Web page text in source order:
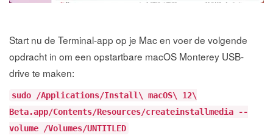
Start nu de Terminal-app op je Mac en voer de volgende
opdracht in om een opstartbare macOS Monterey USB-
drive te maken:
sudo /Applications/Install\ macOS\ 12\
Beta.app/Contents/Resources/createinstallmedia --
volume /Volumes/UNTITLED